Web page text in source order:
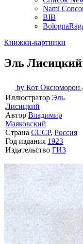
Nami
BIB
Книжки-картинки
Эль Лисицкий
by Кот Оксюморон
Иллюстратор Эль
Лисицкий
Автор Владимир
Маяковский
Страна СССР, Россия
Год издания 1923
Издательство ГИЗ